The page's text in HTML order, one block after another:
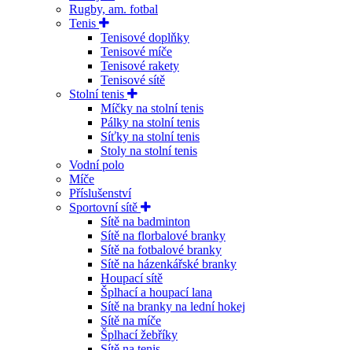
Rugby, am. fotbal
Tenis
Tenisové doplňky
Tenisové míče
Tenisové rakety
Tenisové sítě
Stolní tenis
Míčky na stolní tenis
Pálky na stolní tenis
Síťky na stolní tenis
Stoly na stolní tenis
Vodní polo
Míče
Příslušenství
Sportovní sítě
Sítě na badminton
Sítě na florbalové branky
Sítě na fotbalové branky
Sítě na házenkářské branky
Houpací sítě
Šplhací a houpací lana
Sítě na branky na lední hokej
Sítě na míče
Šplhací žebříky